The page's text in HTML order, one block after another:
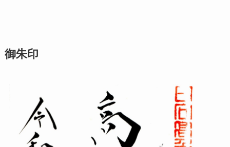
御朱印